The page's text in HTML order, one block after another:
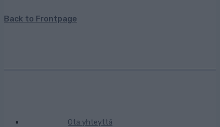
Back to Frontpage
Ota yhteyttä